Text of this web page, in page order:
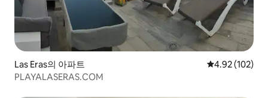
Las Eras의 아파트 평점 4.92점(5
4.92 (102)
PLAYALASERAS.COM